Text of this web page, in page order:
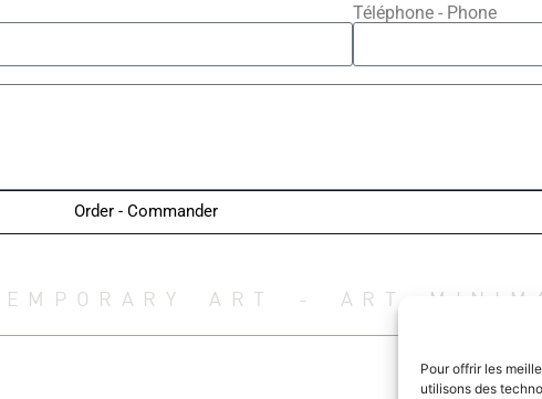
Pour offrir les
utilisons des
Téléphone - Phone
Order - Commander
ART - ART